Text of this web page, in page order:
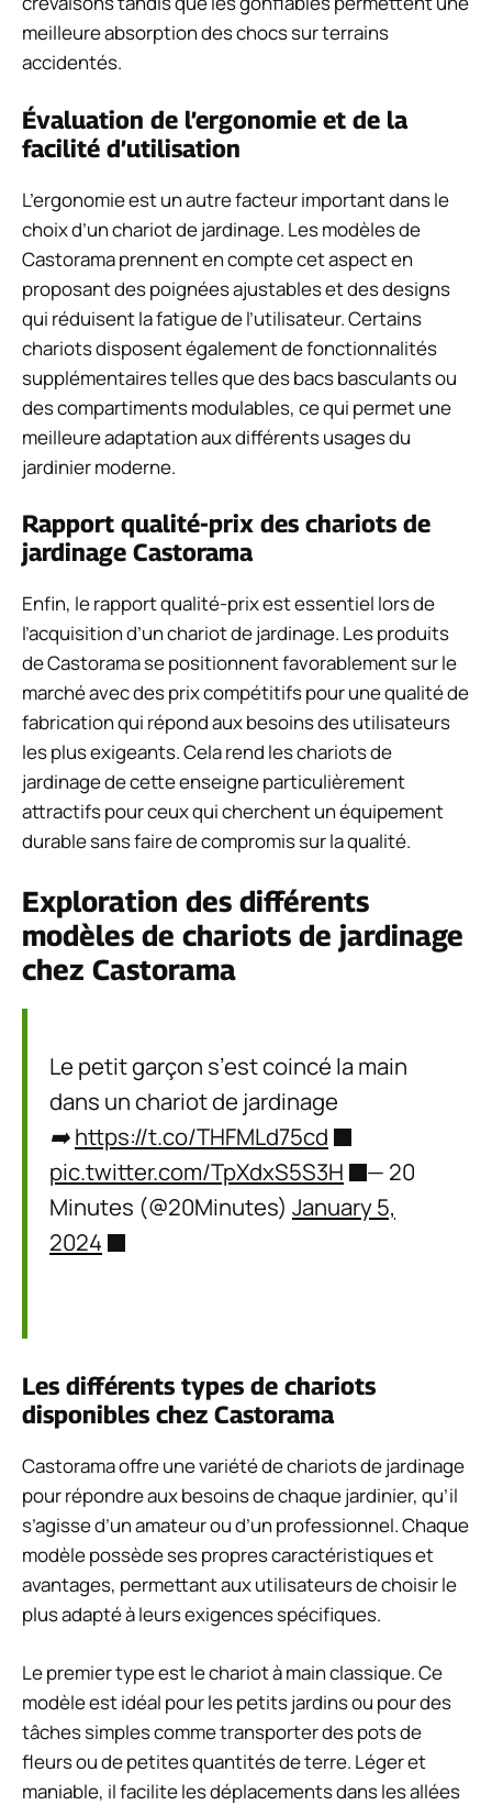
meilleure absorption des chocs sur terrains
accidentés.
Évaluation de l’ergonomie et de la
facilité d’utilisation
L’ergonomie est un autre facteur important dans le
choix d’un chariot de jardinage. Les modèles de
Castorama prennent en compte cet aspect en
proposant des poignées ajustables et des designs
qui réduisent la fatigue de l’utilisateur. Certains
chariots disposent également de fonctionnalités
supplémentaires telles que des bacs basculants ou
des compartiments modulables, ce qui permet une
meilleure adaptation aux différents usages du
jardinier moderne.
Rapport qualité-prix des chariots de
jardinage Castorama
Enfin, le rapport qualité-prix est essentiel lors de
l’acquisition d’un chariot de jardinage. Les produits
de Castorama se positionnent favorablement sur le
marché avec des prix compétitifs pour une qualité de
fabrication qui répond aux besoins des utilisateurs
les plus exigeants. Cela rend les chariots de
jardinage de cette enseigne particulièrement
attractifs pour ceux qui cherchent un équipement
durable sans faire de compromis sur la qualité.
Exploration des différents
modèles de chariots de jardinage
chez Castorama
Le petit garçon s’est coincé la main
dans un chariot de jardinage
➡️https://t.co/THFMLd75cd
pic.twitter.com/TpXdxS5S3H
— 20
Minutes (@20Minutes) January 5,
2024
Les différents types de chariots
disponibles chez Castorama
Castorama offre une variété de chariots de jardinage
pour répondre aux besoins de chaque jardinier, qu’il
s’agisse d’un amateur ou d’un professionnel. Chaque
modèle possède ses propres caractéristiques et
avantages, permettant aux utilisateurs de choisir le
plus adapté à leurs exigences spécifiques.
Le premier type est le chariot à main classique. Ce
modèle est idéal pour les petits jardins ou pour des
tâches simples comme transporter des pots de
fleurs ou de petites quantités de terre. Léger et
maniable, il facilite les déplacements dans les allées